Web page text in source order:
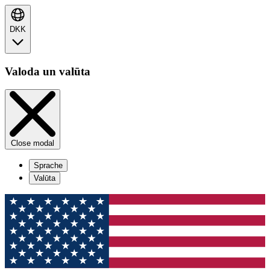
DKK
Valoda un valūta
Close modal
Sprache
Valūta